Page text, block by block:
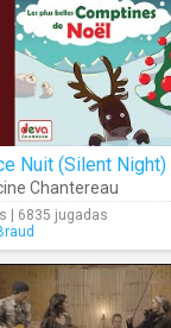
Nuit (Silent Night)
Chantereau
| 6835 jugadas